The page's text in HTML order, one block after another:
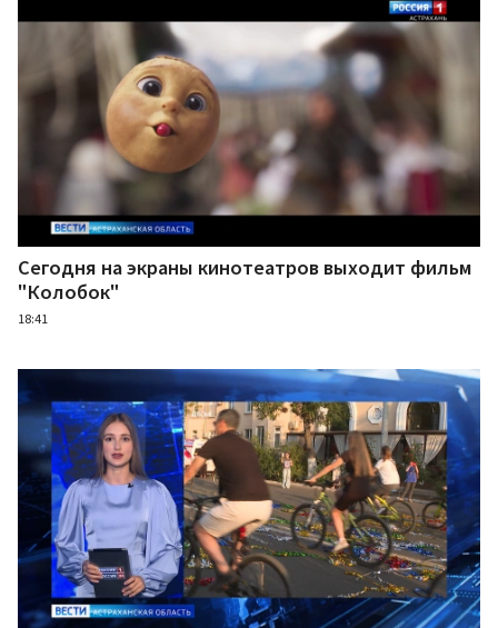
Сегодня на экраны кинотеатров выходит фильм
"Колобок"
18:41